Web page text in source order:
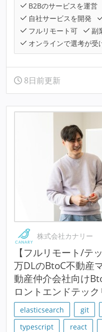
B2Bのサービスを運営
自社サービスを開発
フルリモート可
副
オンラインで選考が受
8日前更新
株式会社カナリー
【フルリモート/テ
万DLのBtoC不動産
動産仲介会社向け
ロントエンドテッ
elasticsearch git
typescript
react